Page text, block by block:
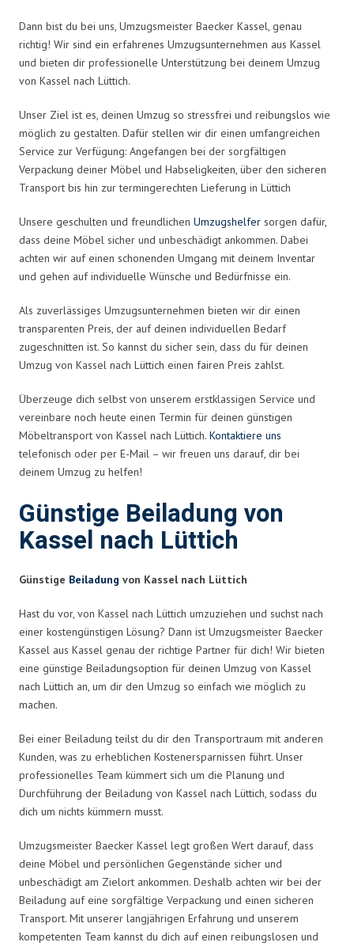
Dann bist du bei uns, Umzugsmeister Baecker Kassel, genau
richtig! Wir sind ein erfahrenes Umzugsunternehmen aus Kassel
und bieten dir professionelle Unterstützung bei deinem Umzug
von Kassel nach Lüttich.
Unser Ziel ist es, deinen Umzug so stressfrei und reibungslos wie
möglich zu gestalten. Dafür stellen wir dir einen umfangreichen
Service zur Verfügung: Angefangen bei der sorgfältigen
Verpackung deiner Möbel und Habseligkeiten, über den sicheren
Transport bis hin zur termingerechten Lieferung in Lüttich
Unsere geschulten und freundlichen Umzugshelfer sorgen dafür,
dass deine Möbel sicher und unbeschädigt ankommen. Dabei
achten wir auf einen schonenden Umgang mit deinem Inventar
und gehen auf individuelle Wünsche und Bedürfnisse ein.
Als zuverlässiges Umzugsunternehmen bieten wir dir einen
transparenten Preis, der auf deinen individuellen Bedarf
zugeschnitten ist. So kannst du sicher sein, dass du für deinen
Umzug von Kassel nach Lüttich einen fairen Preis zahlst.
Überzeuge dich selbst von unserem erstklassigen Service und
vereinbare noch heute einen Termin für deinen günstigen
Möbeltransport von Kassel nach Lüttich. Kontaktiere uns
telefonisch oder per E-Mail – wir freuen uns darauf, dir bei
deinem Umzug zu helfen!
Günstige Beiladung von
Kassel nach Lüttich
Günstige Beiladung von Kassel nach Lüttich
Hast du vor, von Kassel nach Lüttich umzuziehen und suchst nach
einer kostengünstigen Lösung? Dann ist Umzugsmeister Baecker
Kassel aus Kassel genau der richtige Partner für dich! Wir bieten
eine günstige Beiladungsoption für deinen Umzug von Kassel
nach Lüttich an, um dir den Umzug so einfach wie möglich zu
machen.
Bei einer Beiladung teilst du dir den Transportraum mit anderen
Kunden, was zu erheblichen Kostenersparnissen führt. Unser
professionelles Team kümmert sich um die Planung und
Durchführung der Beiladung von Kassel nach Lüttich, sodass du
dich um nichts kümmern musst.
Umzugsmeister Baecker Kassel legt großen Wert darauf, dass
deine Möbel und persönlichen Gegenstände sicher und
unbeschädigt am Zielort ankommen. Deshalb achten wir bei der
Beiladung auf eine sorgfältige Verpackung und einen sicheren
Transport. Mit unserer langjährigen Erfahrung und unserem
kompetenten Team kannst du dich auf einen reibungslosen und